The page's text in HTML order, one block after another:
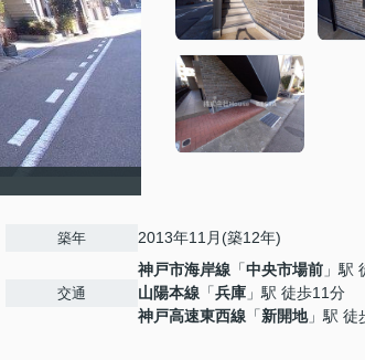
築年 2013年11月(築12年)
交通
神戸市海岸線 「中央市場前 」駅
山陽本線 「兵庫 」駅 徒歩11分
神戸高速東西線 「新開地」駅 徒